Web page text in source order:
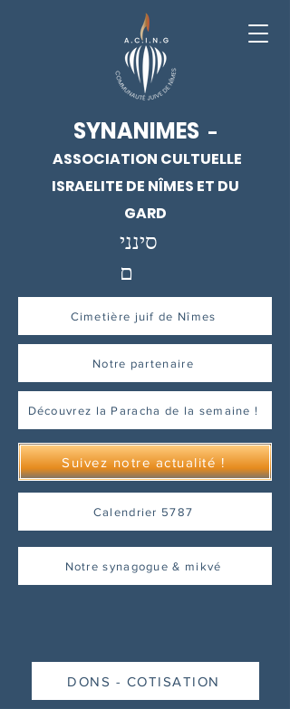
SYNANIMES -
ASSOCIATION CULTUELLE
ISRAELITE DE NÎMES ET DU
GARD
סינני
ם
Cimetière juif de Nîmes
Notre partenaire
Découvrez la Paracha de la semaine !
Suivez notre actualité !
Calendrier 5787
Notre synagogue & mikvé
DONS - COTISATION